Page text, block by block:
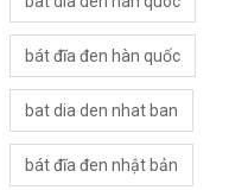
bát đĩa đen hàn quốc
bat dia den nhat ban
bát đĩa đen nhật bản